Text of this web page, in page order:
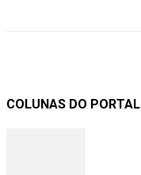
COLUNAS DO PORTAL